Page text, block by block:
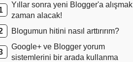
Yıllar sonra yeni Blogger'a alışmak
zaman alacak!
Blogumun hitini nasıl arttırırım?
Google+ ve Blogger yorum
sistemlerini bir arada kullanma